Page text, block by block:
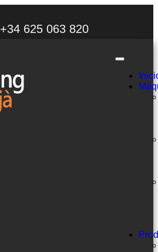
+34 625 063 820